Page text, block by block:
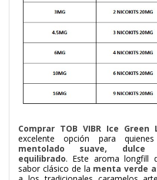
Comprar TOB VIBR Ice Green
excelente opción para
mentolado suave, dulce
equilibrado. Este aroma longfill
sabor clásico de la menta verde